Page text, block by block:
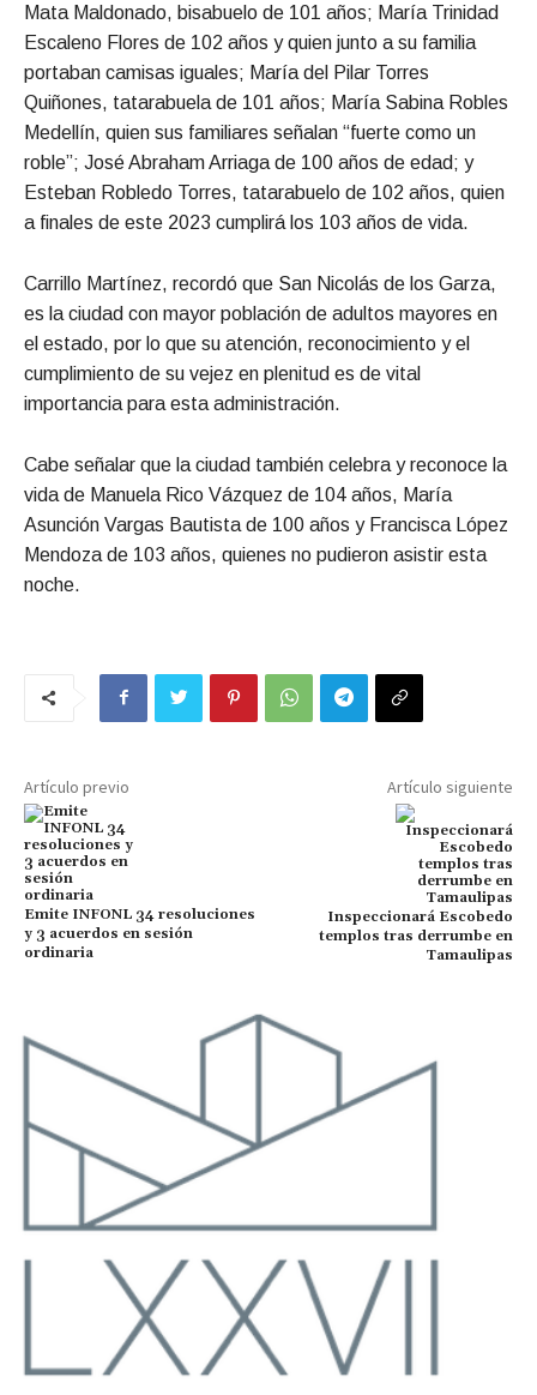
Mata Maldonado, bisabuelo de 101 años; María Trinidad
Escaleno Flores de 102 años y quien junto a su familia
portaban camisas iguales; María del Pilar Torres
Quiñones, tatarabuela de 101 años; María Sabina Robles
Medellín, quien sus familiares señalan “fuerte como un
roble”; José Abraham Arriaga de 100 años de edad; y
Esteban Robledo Torres, tatarabuelo de 102 años, quien
a finales de este 2023 cumplirá los 103 años de vida.
Carrillo Martínez, recordó que San Nicolás de los Garza,
es la ciudad con mayor población de adultos mayores en
el estado, por lo que su atención, reconocimiento y el
cumplimiento de su vejez en plenitud es de vital
importancia para esta administración.
Cabe señalar que la ciudad también celebra y reconoce la
vida de Manuela Rico Vázquez de 104 años, María
Asunción Vargas Bautista de 100 años y Francisca López
Mendoza de 103 años, quienes no pudieron asistir esta
noche.
Artículo previo
Emite INFONL 34 resoluciones
y 3 acuerdos en sesión
ordinaria
Artículo siguiente
Inspeccionará Escobedo
templos tras derrumbe en
Tamaulipas